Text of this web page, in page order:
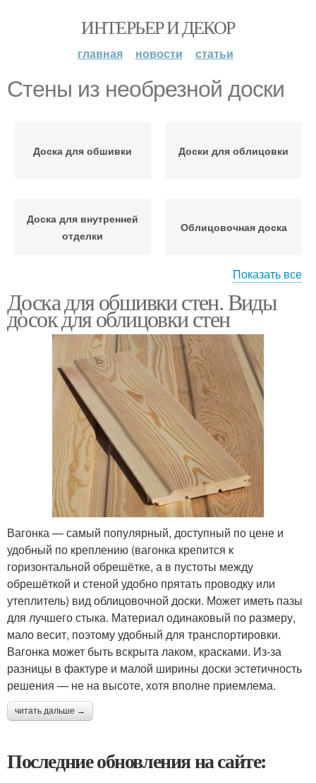
ИНТЕРЬЕР И ДЕКОР
главная новости статьи
Стены из необрезной доски
Доска для обшивки Доски для облицовки
Доска для внутренней
отделки
Облицовочная доска
Доска для стен
Показать все
Доска для обшивки стен. Виды
досок для облицовки стен
Вагонка — самый популярный, доступный по цене и
удобный по креплению (вагонка крепится к
горизонтальной обрешётке, а в пустоты между
обрешёткой и стеной удобно прятать проводку или
утеплитель) вид облицовочной доски. Может иметь пазы
для лучшего стыка. Материал одинаковый по размеру,
мало весит, поэтому удобный для транспортировки.
Вагонка может быть вскрыта лаком, красками. Из-за
разницы в фактуре и малой ширины доски эстетичность
решения — не на высоте, хотя вполне приемлема.
читать дальше →
Последние обновления на сайте: